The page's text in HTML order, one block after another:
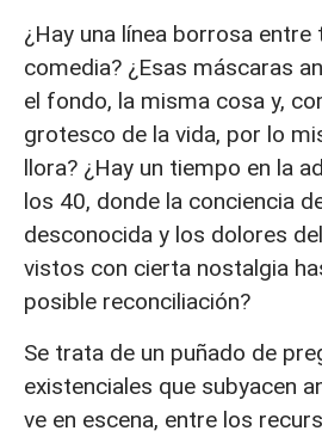
¿Hay una línea borrosa entre
comedia? ¿Esas máscaras
el fondo, la misma cosa y,
grotesco de la vida, por lo
llora? ¿Hay un tiempo en la
los 40, donde la conciencia
desconocida y los dolores
vistos con cierta nostalgia
posible reconciliación?
Se trata de un puñado de
existenciales que subyacen
ve en escena, entre los